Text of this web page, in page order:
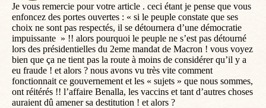
Je vous remercie pour votre article . ceci étant je pense que vous
enfoncez des portes ouvertes : « si le peuple constate que ses
choix ne sont pas respectés, il se détournera d’une démocratie
impuissante » !! alors pourquoi le peuple ne s’est pas détourné
lors des présidentielles du 2eme mandat de Macron ! vous voyez
bien que ça ne tient pas la route à moins de considérer qu’il y a
eu fraude ! et alors ? nous avons vu très vite comment
fonctionnait ce gouvernement et les « sujets » que nous sommes,
ont réitérés !! l’affaire Benalla, les vaccins et tant d’autres choses
auraient dû amener sa destitution ! et alors ?